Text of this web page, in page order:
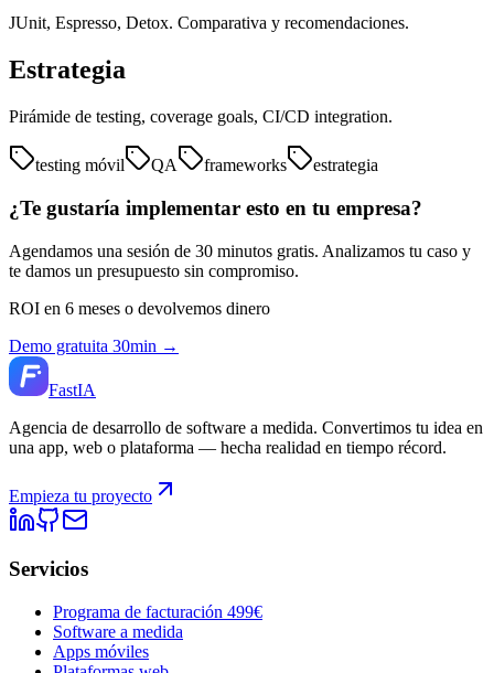
JUnit, Espresso, Detox. Comparativa y recomendaciones.
Estrategia
Pirámide de testing, coverage goals, CI/CD integration.
testing móvil QA frameworks estrategia
¿Te gustaría implementar esto en tu empresa?
Agendamos una sesión de 30 minutos gratis. Analizamos tu caso y
te damos un presupuesto sin compromiso.
ROI en 6 meses o devolvemos dinero
Demo gratuita 30min →
FastIA
Agencia de desarrollo de software a medida. Convertimos tu idea en
una app, web o plataforma — hecha realidad en tiempo récord.
Empieza tu proyecto
Servicios
Programa de facturación 499€
Software a medida
Apps móviles